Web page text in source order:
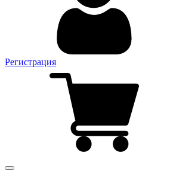
Регистрация